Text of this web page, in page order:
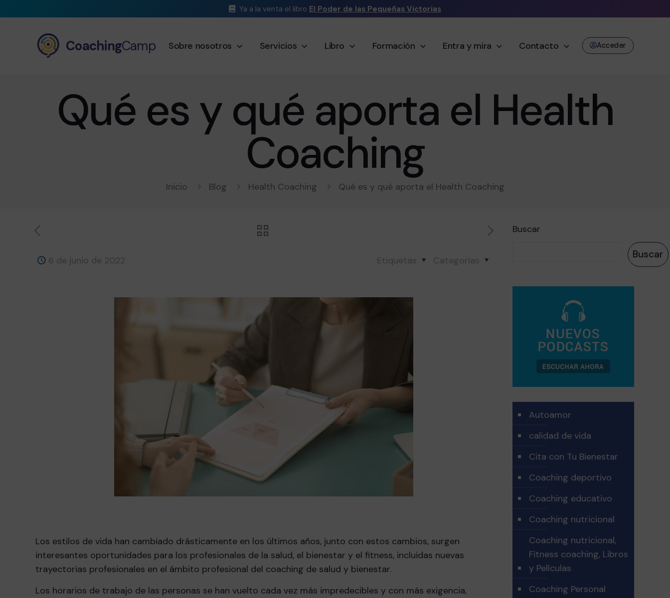
Ya a la venta el libro El Poder de las Pequeñas Victorias
CoachingCamp Sobre nosotros Servicios Libro Formación Entra y mira Contacto Acceder
Qué es y qué aporta el Health
Coaching
Inicio Blog Health Coaching Qué es y qué aporta el Health Coaching
6 de junio de 2022 Categorías
Etiquetas
Los estilos de vida han cambiado drásticamente en los últimos años, junto con estos cambios, surgen
interesantes oportunidades para los profesionales de la salud, el bienestar y el fitness, incluidas nuevas
trayectorias profesionales en el ámbito profesional del coaching de salud y bienestar.
Los horarios de trabajo de las personas se han vuelto cada vez más impredecibles y con más exigencia,
Buscar
Buscar
Autoamor
calidad de vida
Cita con Tu Bienestar
Coaching deportivo
Coaching educativo
Coaching nutricional
Coaching nutricional,
Fitness coaching, Libros
y Películas
Coaching Personal